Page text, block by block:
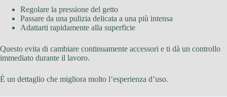
Regolare la pressione del getto
Passare da una pulizia delicata a una più intensa
Adattarti rapidamente alla superficie
Questo evita di cambiare continuamente accessori e ti dà un controllo
immediato durante il lavoro.
È un dettaglio che migliora molto l’esperienza d’uso.